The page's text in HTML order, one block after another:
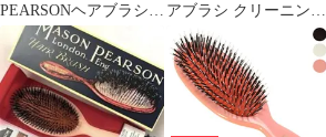
PEARSONヘアブラシポ
ケット ナイロン＆ブリ
ッスル
アブラシ クリーニング
ブラシ付き